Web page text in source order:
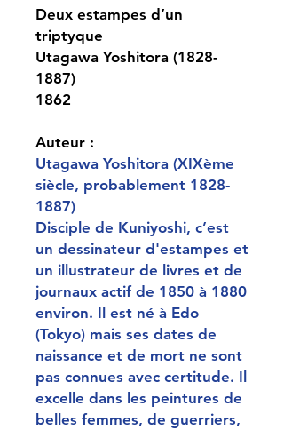
Deux estampes d’un
triptyque
Utagawa Yoshitora (1828-
1887)
1862
Auteur :
Utagawa Yoshitora (XIXème
siècle, probablement 1828-
1887)
Disciple de Kuniyoshi, c’est
un dessinateur d'estampes et
un illustrateur de livres et de
journaux actif de 1850 à 1880
environ. Il est né à Edo
(Tokyo) mais ses dates de
naissance et de mort ne sont
pas connues avec certitude. Il
excelle dans les peintures de
belles femmes, de guerriers,